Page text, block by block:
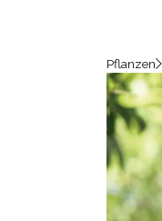
Pflanzen